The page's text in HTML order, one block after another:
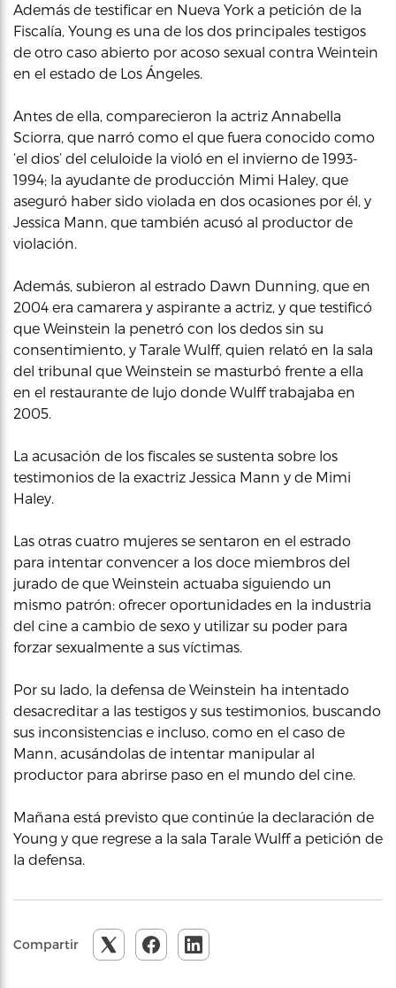
Además de testificar en Nueva York a petición de la
Fiscalía, Young es una de los dos principales testigos
de otro caso abierto por acoso sexual contra Weintein
en el estado de Los Ángeles.
Antes de ella, comparecieron la actriz Annabella
Sciorra, que narró como el que fuera conocido como
‘el dios’ del celuloide la violó en el invierno de 1993-
1994; la ayudante de producción Mimi Haley, que
aseguró haber sido violada en dos ocasiones por él, y
Jessica Mann, que también acusó al productor de
violación.
Además, subieron al estrado Dawn Dunning, que en
2004 era camarera y aspirante a actriz, y que testificó
que Weinstein la penetró con los dedos sin su
consentimiento, y Tarale Wulff, quien relató en la sala
del tribunal que Weinstein se masturbó frente a ella
en el restaurante de lujo donde Wulff trabajaba en
2005.
La acusación de los fiscales se sustenta sobre los
testimonios de la exactriz Jessica Mann y de Mimi
Haley.
Las otras cuatro mujeres se sentaron en el estrado
para intentar convencer a los doce miembros del
jurado de que Weinstein actuaba siguiendo un
mismo patrón: ofrecer oportunidades en la industria
del cine a cambio de sexo y utilizar su poder para
forzar sexualmente a sus víctimas.
Por su lado, la defensa de Weinstein ha intentado
desacreditar a las testigos y sus testimonios, buscando
sus inconsistencias e incluso, como en el caso de
Mann, acusándolas de intentar manipular al
productor para abrirse paso en el mundo del cine.
Mañana está previsto que continúe la declaración de
Young y que regrese a la sala Tarale Wulff a petición de
la defensa.
Compartir